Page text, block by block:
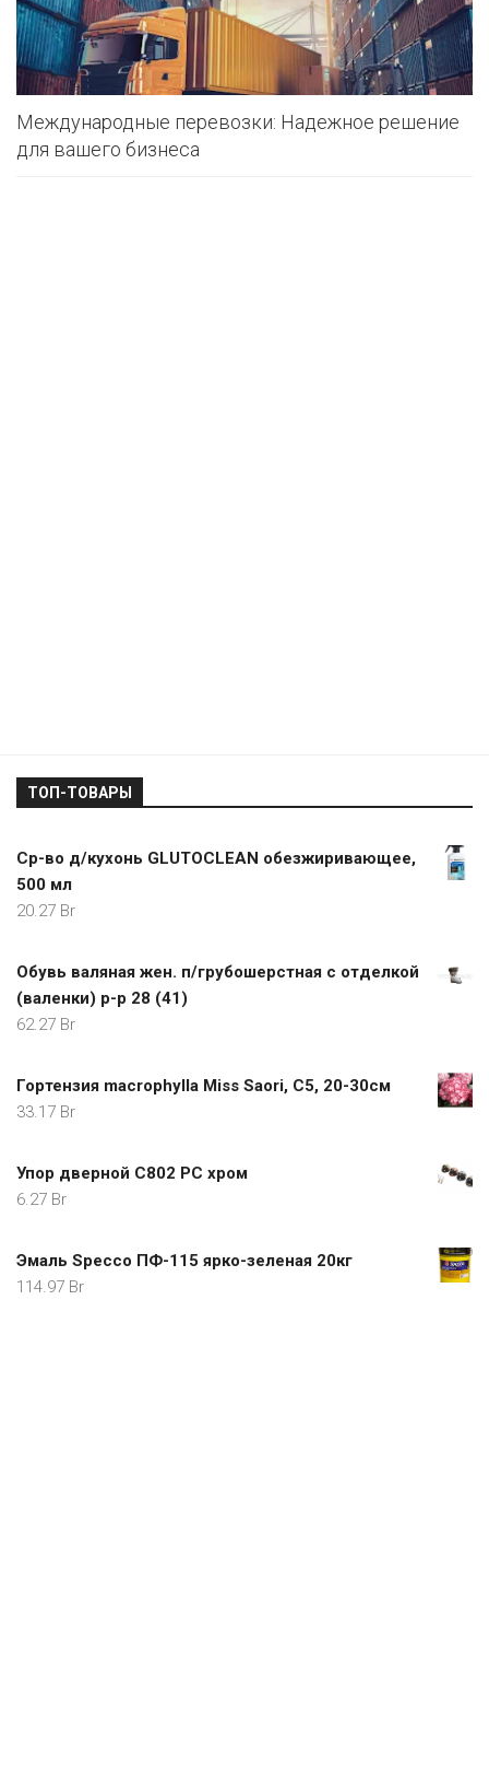
Международные перевозки: Надежное решение
для вашего бизнеса
ТОП-ТОВАРЫ
Ср-во д/кухонь GLUTOCLEAN обезжиривающее,
500 мл
20.27 Br
Обувь валяная жен. п/грубошерстная с отделкой
(валенки) р-р 28 (41)
62.27 Br
Гортензия macrophylla Miss Saori, С5, 20-30см
33.17 Br
Упор дверной C802 PC хром
6.27 Br
Эмаль Specco ПФ-115 ярко-зеленая 20кг
114.97 Br